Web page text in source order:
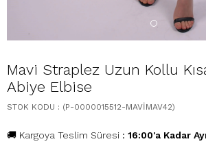
Mavi Straplez Uzun Kollu
Abiye Elbise
STOK KODU (P-0000015512-MAVİMAV42)
🚚 Kargoya Teslim Süresi : 16:00'a Kadar